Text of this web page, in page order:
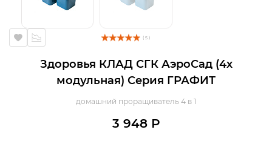
( 5 )
Здоровья КЛАД СГК АэроСад (4х
модульная) Серия ГРАФИТ
домашний проращиватель 4 в 1
3 948 Р